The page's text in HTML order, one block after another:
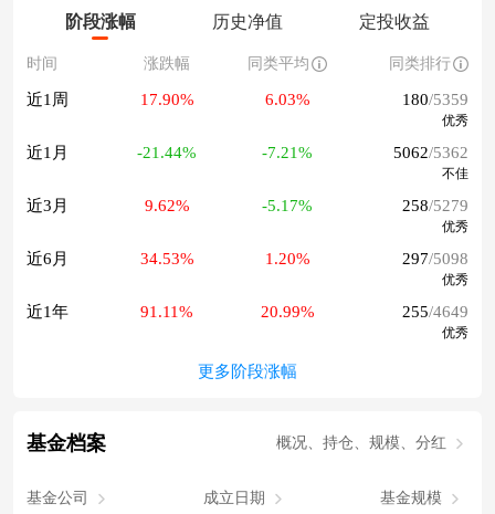
阶段涨幅 历史净值 定投收益
时间 涨跌幅 同类平均 同类排行
近1周 17.90% 6.03% 180/5359
优秀
近1月 -21.44% -7.21% 5062/5362
不佳
近3月 9.62% -5.17% 258/5279
优秀
近6月 34.53% 1.20% 297/5098
优秀
近1年 91.11% 20.99% 255/4649
优秀
更多阶段涨幅
基金档案 概况、持仓、规模、分红
基金公司 成立日期 基金规模